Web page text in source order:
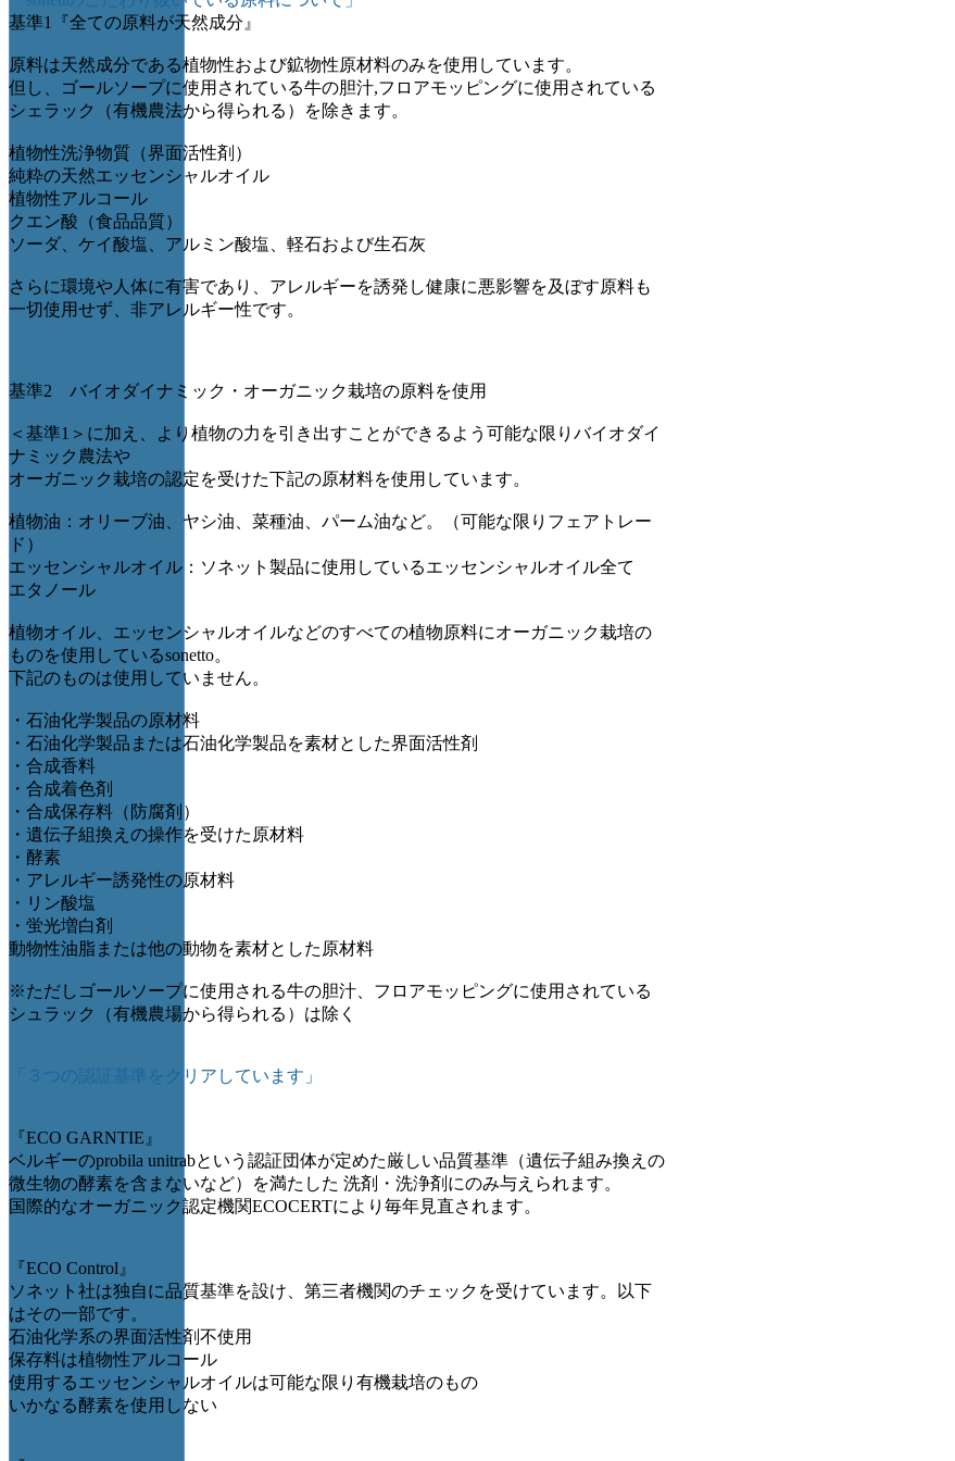
基準1『全ての原料が天然成分』
原料は天然成分である植物性および鉱物性原材料のみを使用しています。
但し、ゴールソープに使用されている牛の胆汁,フロアモッピングに使用されている
シェラック（有機農法から得られる）を除きます。
植物性洗浄物質（界面活性剤）
純粋の天然エッセンシャルオイル
植物性アルコール
クエン酸（食品品質）
ソーダ、ケイ酸塩、アルミン酸塩、軽石および生石灰
さらに環境や人体に有害であり、アレルギーを誘発し健康に悪影響を及ぼす原料も
一切使用せず、非アレルギー性です。
基準2 バイオダイナミック・オーガニック栽培の原料を使用
＜基準1＞に加え、より植物の力を引き出すことができるよう可能な限りバイオダイ
ナミック農法や
オーガニック栽培の認定を受けた下記の原材料を使用しています。
植物油：オリーブ油、ヤシ油、菜種油、パーム油など。（可能な限りフェアトレー
ド）
エッセンシャルオイル：ソネット製品に使用しているエッセンシャルオイル全て
エタノール
植物オイル、エッセンシャルオイルなどのすべての植物原料にオーガニック栽培の
ものを使用しているsonetto。
下記のものは使用していません。
・石油化学製品の原材料
・石油化学製品または石油化学製品を素材とした界面活性剤
・合成香料
・合成着色剤
・合成保存料（防腐剤）
・遺伝子組換えの操作を受けた原材料
・酵素
・アレルギー誘発性の原材料
・リン酸塩
・蛍光増白剤
動物性油脂または他の動物を素材とした原材料
※ただしゴールソープに使用される牛の胆汁、フロアモッピングに使用されている
シュラック（有機農場から得られる）は除く
「３つの認証基準をクリアしています」
『ECO GARNTIE』
ベルギーのprobila unitrabという認証団体が定めた厳しい品質基準（遺伝子組み換えの
微生物の酵素を含まないなど）を満たした 洗剤・洗浄剤にのみ与えられます。
国際的なオーガニック認定機関ECOCERTにより毎年見直されます。
『ECO Control』
ソネット社は独自に品質基準を設け、第三者機関のチェックを受けています。以下
はその一部です。
石油化学系の界面活性剤不使用
保存料は植物性アルコール
使用するエッセンシャルオイルは可能な限り有機栽培のもの
いかなる酵素を使用しない